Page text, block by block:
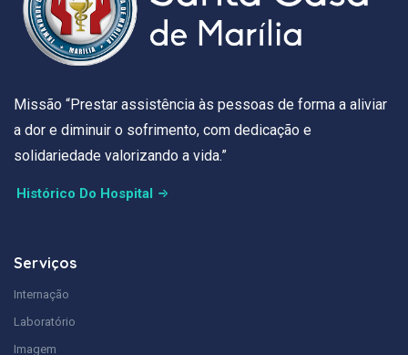
Missão “Prestar assistência às pessoas de forma a aliviar
a dor e diminuir o sofrimento, com dedicação e
solidariedade valorizando a vida.”
Histórico Do Hospital
Serviços
Internação
Laboratório
Imagem